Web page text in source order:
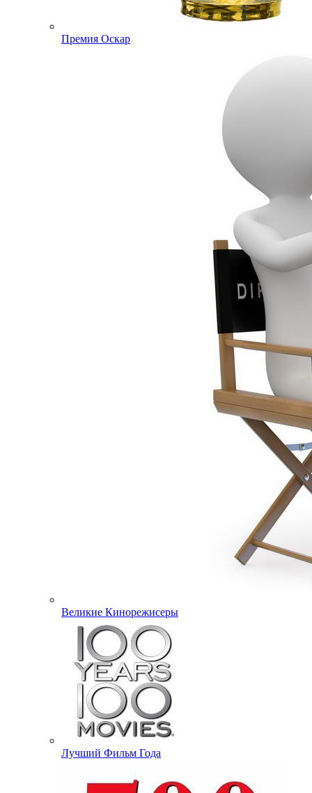
Премия Оскар
Великие Кинорежисеры
Лучший Фильм Года